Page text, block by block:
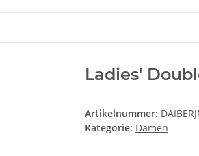
Ladies'
Artikelnummer:
Kategorie: Damen